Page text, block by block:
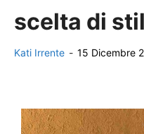
scelta di
Kati Irrente - 15 Dicembre